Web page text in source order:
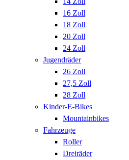
16 Zoll
18 Zoll
20 Zoll
24 Zoll
Jugendräder
26 Zoll
27,5 Zoll
28 Zoll
Kinder-E-Bikes
Mountainbikes
Fahrzeuge
Roller
Dreiräder